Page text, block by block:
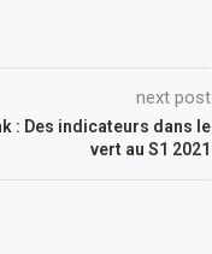
next post
: Des indicateurs dans le
vert au S1 2021